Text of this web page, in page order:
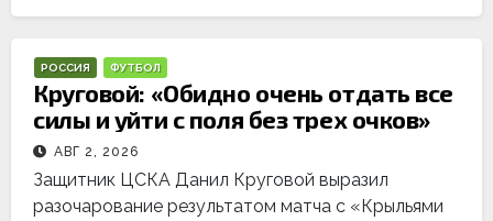
РОССИЯ ФУТБОЛ
Круговой: «Обидно очень отдать все
силы и уйти с поля без трех очков»
АВГ 2, 2026
Защитник ЦСКА Данил Круговой выразил
разочарование результатом матча с «Крыльями